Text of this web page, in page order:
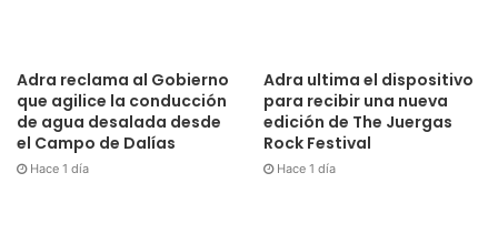
Adra reclama al Gobierno
que agilice la conducción
de agua desalada desde
el Campo de Dalías
Hace 1 día
Adra ultima el dispositivo
para recibir una nueva
edición de The Juergas
Rock Festival
Hace 1 día